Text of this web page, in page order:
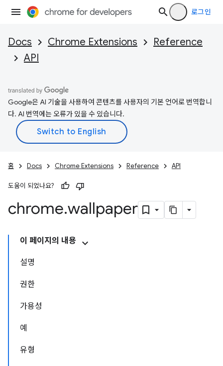
로그인
Docs Chrome Extensions
Reference
API
Google은 AI 기술을 사용하여 콘텐츠를 사용자의 기본 언어로 번역합니
다. AI 번역에는 오류가 있을 수 있습니다.
홈 Docs Chrome Extensions Reference API
도움이 되었나요?
chrome.wallpaper
이 페이지의 내용
설명
권한
가용성
예
유형